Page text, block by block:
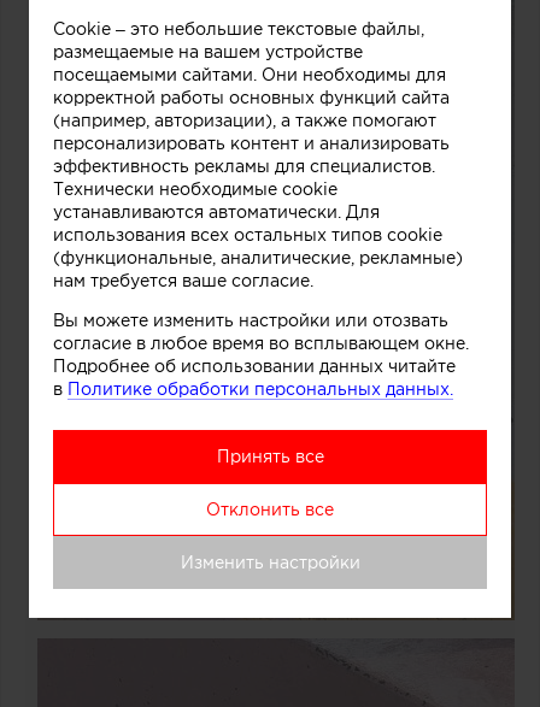
Cookie – это небольшие текстовые файлы,
размещаемые на вашем устройстве
посещаемыми сайтами. Они необходимы для
корректной работы основных функций сайта
(например, авторизации), а также помогают
персонализировать контент и анализировать
эффективность рекламы для специалистов.
Технически необходимые cookie
устанавливаются автоматически. Для
использования всех остальных типов cookie
(функциональные, аналитические, рекламные)
нам требуется ваше согласие.
Вы можете изменить настройки или отозвать
согласие в любое время во всплывающем окне.
Подробнее об использовании данных читайте
в Политике обработки персональных данных.
Принять все
Отклонить все
Изменить настройки